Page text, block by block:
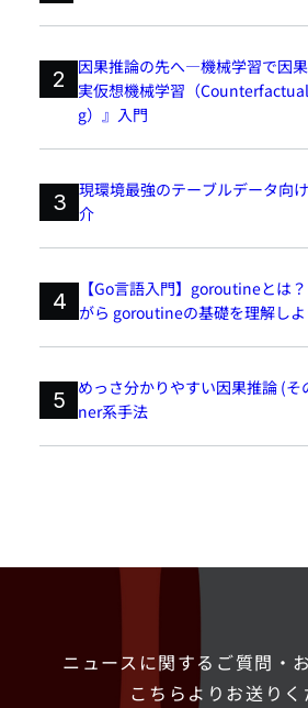
2
因果推論の先へ―機械学習で因
実仮想機械学習（
g）』入門
3 現環境最強のテーブルデータ向
介
4
【Go言語入門】goroutineとは
がら goroutineの基礎を理解しよ
5
めっさ分かりやすい因果推論 (
ner系手法
ニュースに関するご質問・
こちらよりお送りく